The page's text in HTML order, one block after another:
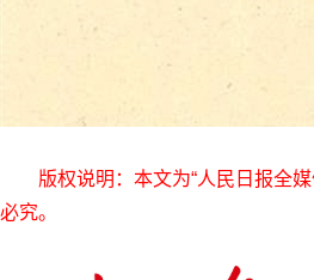
版权说明：本文为“人民日报全
必究。